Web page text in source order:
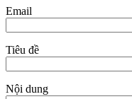
Email
Tiêu đề
Nội dung